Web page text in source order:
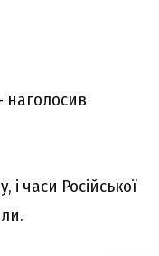
і часи Російської